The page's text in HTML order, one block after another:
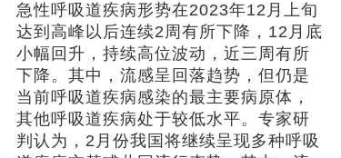
急性呼吸道疾病形势在2023年12月上旬
达到高峰以后连续2周有所下降，12月底
小幅回升，持续高位波动，近三周有所
下降。其中，流感呈回落趋势，但仍是
当前呼吸道疾病感染的最主要病原体，
其他呼吸道疾病处于较低水平。专家研
判认为，2月份我国将继续呈现多种呼吸